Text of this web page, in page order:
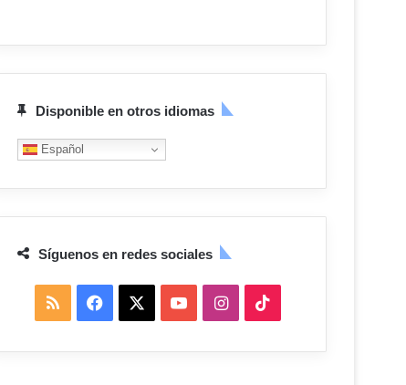
Disponible en otros idiomas
Español
Síguenos en redes sociales
I